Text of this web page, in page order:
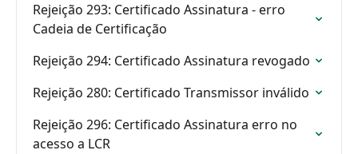
Rejeição 293: Certificado Assinatura - erro
Cadeia de Certificação
Rejeição 294: Certificado Assinatura revogado
Rejeição 280: Certificado Transmissor inválido
Rejeição 296: Certificado Assinatura erro no
acesso a LCR